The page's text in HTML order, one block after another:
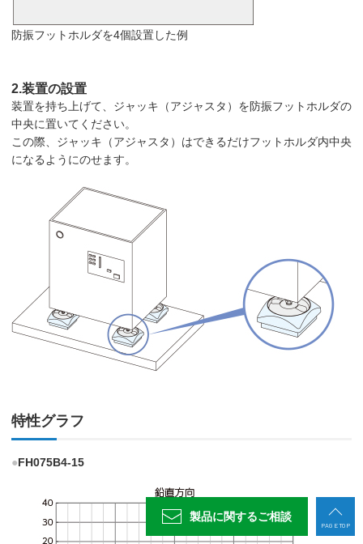
防振フットホルダを4個設置した例
2.装置の設置
装置を持ち上げて、ジャッキ（アジャスタ）を防振フットホルダの
中央に置いてください。
この際、ジャッキ（アジャスタ）はできるだけフットホルダ内中央
になるようにのせます。
特性グラフ
●FH075B4-15
製品に関するご相談
PAGE TOP